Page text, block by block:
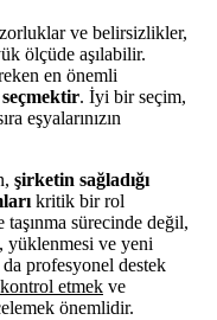
ve belirsizlikler,
ölçüde aşılabilir.
en önemli
. İyi bir seçim,
eşyalarınızın
şirketin sağladığı
kritik bir rol
sürecinde değil,
yüklenmesi ve yeni
profesyonel destek
etmek ve
önemlidir.